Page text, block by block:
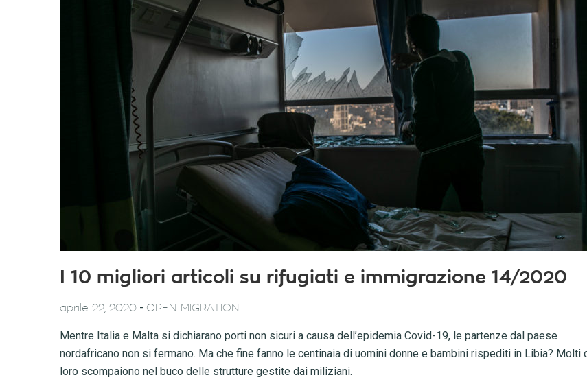
I 10 migliori articoli su rifugiati e immigrazione 14/2020
aprile 22, 2020 - OPEN MIGRATION
Mentre Italia e Malta si dichiarano porti non sicuri a causa dell’epidemia Covid-19, le partenze dal paese
nordafricano non si fermano. Ma che fine fanno le centinaia di uomini donne e bambini rispediti in Libia? Molti
loro scompaiono nel buco delle strutture gestite dai miliziani.